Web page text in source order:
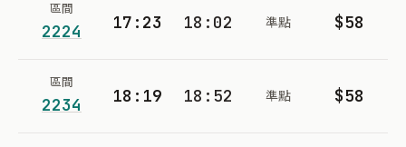
區間
2224 17:23 18:02 準點 $58
區間
2234 18:19 18:52 準點 $58